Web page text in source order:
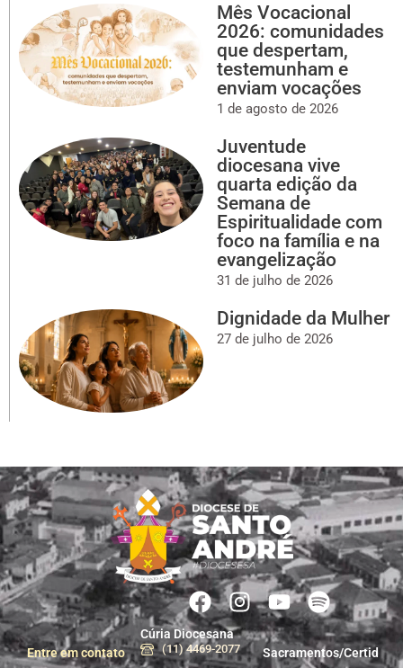
Mês Vocacional
2026: comunidades
que despertam,
testemunham e
enviam vocações
1 de agosto de 2026
Juventude
diocesana vive
quarta edição da
Semana de
Espiritualidade com
foco na família e na
evangelização
31 de julho de 2026
Dignidade da Mulher
27 de julho de 2026
Entre em contato
Cúria Diocesana
(11) 4469-2077 Sacramentos/Certid